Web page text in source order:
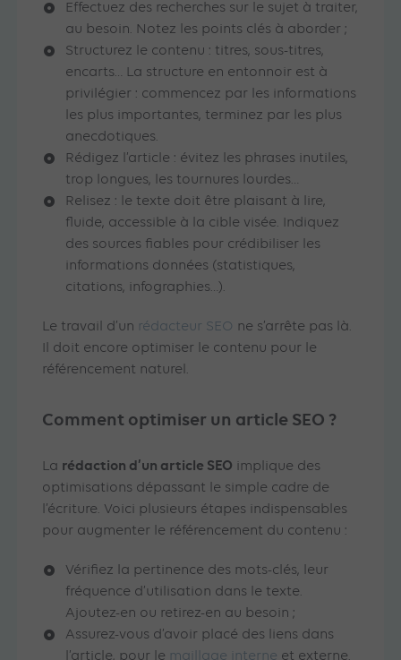
Effectuez des recherches sur le sujet à traiter,
au besoin. Notez les points clés à aborder ;
Structurez le contenu : titres, sous-titres,
encarts… La structure en entonnoir est à
privilégier : commencez par les informations
les plus importantes, terminez par les plus
anecdotiques.
Rédigez l’article : évitez les phrases inutiles,
trop longues, les tournures lourdes…
Relisez : le texte doit être plaisant à lire,
fluide, accessible à la cible visée. Indiquez
des sources fiables pour crédibiliser les
informations données (statistiques,
citations, infographies…).
Le travail d’un rédacteur SEO ne s’arrête pas là.
Il doit encore optimiser le contenu pour le
référencement naturel.
Comment optimiser un article SEO ?
La rédaction d’un article SEO implique des
optimisations dépassant le simple cadre de
l’écriture. Voici plusieurs étapes indispensables
pour augmenter le référencement du contenu :
Vérifiez la pertinence des mots-clés, leur
fréquence d’utilisation dans le texte.
Ajoutez-en ou retirez-en au besoin ;
Assurez-vous d’avoir placé des liens dans
l’article, pour le maillage interne et externe.